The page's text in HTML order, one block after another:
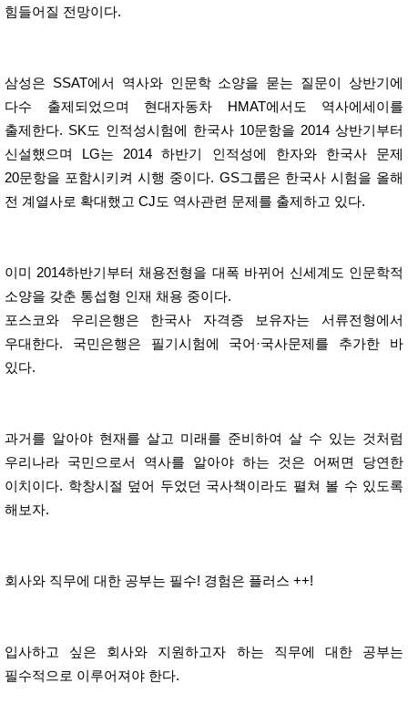
힘들어질 전망이다.
삼성은 SSAT에서 역사와 인문학 소양을 묻는 질문이 상반기에
다수 출제되었으며 현대자동차 HMAT에서도 역사에세이를
출제한다. SK도 인적성시험에 한국사 10문항을 2014 상반기부터
신설했으며 LG는 2014 하반기 인적성에 한자와 한국사 문제
20문항을 포함시키켜 시행 중이다. GS그룹은 한국사 시험을 올해
전 계열사로 확대했고 CJ도 역사관련 문제를 출제하고 있다.
이미 2014하반기부터 채용전형을 대폭 바뀌어 신세계도 인문학적
소양을 갖춘 통섭형 인재 채용 중이다.
포스코와 우리은행은 한국사 자격증 보유자는 서류전형에서
우대한다. 국민은행은 필기시험에 국어·국사문제를 추가한 바
있다.
과거를 알아야 현재를 살고 미래를 준비하여 살 수 있는 것처럼
우리나라 국민으로서 역사를 알아야 하는 것은 어쩌면 당연한
이치이다. 학창시절 덮어 두었던 국사책이라도 펼쳐 볼 수 있도록
해보자.
회사와 직무에 대한 공부는 필수! 경험은 플러스 ++!
입사하고 싶은 회사와 지원하고자 하는 직무에 대한 공부는
필수적으로 이루어져야 한다.